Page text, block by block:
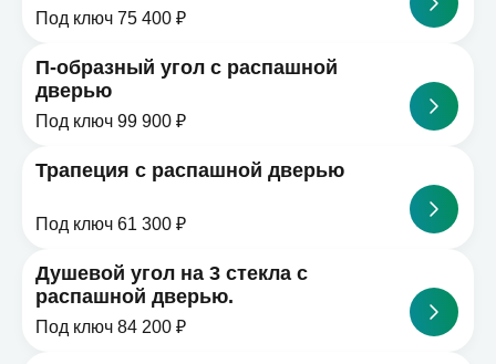
Под ключ 75 400 ₽
П-образный угол с распашной
дверью
Под ключ 99 900 ₽
Трапеция с распашной дверью
Под ключ 61 300 ₽
Душевой угол на 3 стекла с
распашной дверью.
Под ключ 84 200 ₽